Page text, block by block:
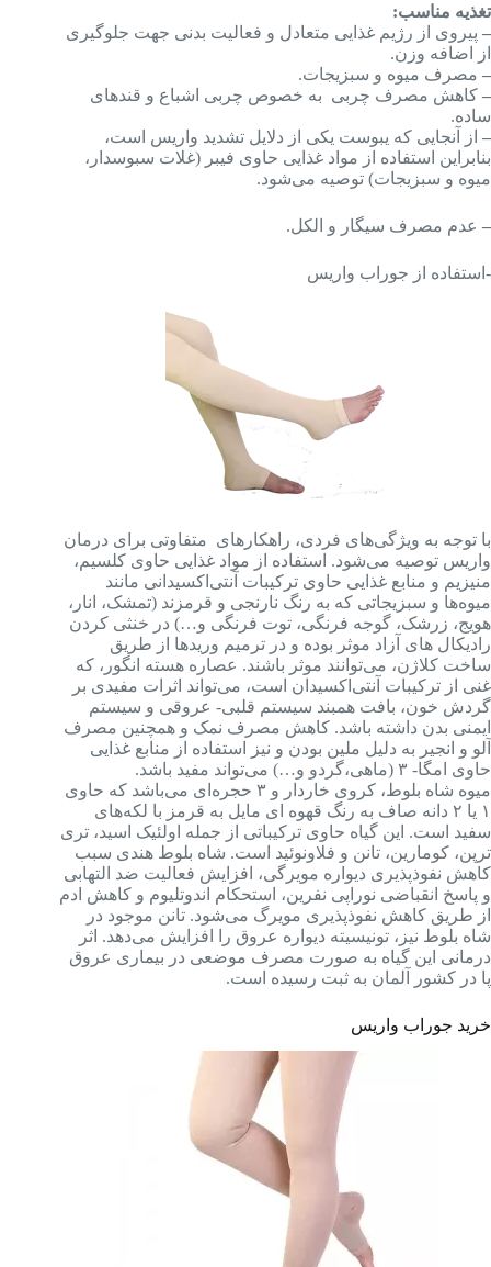
تغذیه مناسب:
– پیروی از رژیم غذایی متعادل و فعالیت بدنی جهت جلوگیری
از اضافه وزن.
– مصرف میوه و سبزیجات.
– کاهش مصرف چربی به خصوص چربی اشباع و قندهای
ساده.
– از آنجایی که یبوست یکی از دلایل تشدید واریس است،
بنابراین استفاده از مواد غذایی حاوی فیبر (غلات سبوسدار،
میوه و سبزیجات) توصیه می‌شود.
– عدم مصرف سیگار و الکل.
-استفاده از جوراب واریس
با توجه به ویژگی‌های فردی، راهکارهای متفاوتی برای درمان
واریس توصیه می‌شود. استفاده از مواد غذایی حاوی کلسیم،
منیزیم و منابع غذایی حاوی ترکیبات آنتی‌اکسیدانی مانند
میوه‌ها و سبزیجاتی که به رنگ نارنجی و قرمزند (تمشک، انار،
هویج، زرشک، گوجه‌ فرنگی، توت‌ فرنگی و…) در خنثی کردن
رادیکال ‌های آزاد موثر بوده و در ترمیم وریدها از طریق
ساخت کلاژن، می‌توانند موثر باشند. عصاره هسته انگور، که
غنی از ترکیبات آنتی‌اکسیدان است، می‌تواند اثرات مفیدی بر
گردش خون، بافت همبند سیستم قلبی- عروقی و سیستم
ایمنی بدن داشته باشد. کاهش مصرف نمک و همچنین مصرف
آلو و انجیر به دلیل ملین بودن و نیز استفاده از منابع غذایی
حاوی امگا- ۳ (ماهی،گردو و…) می‌تواند مفید باشد.
میوه شاه بلوط، کروی خاردار و ۳ حجره‌ای می‌باشد که حاوی
۱ یا ۲ دانه صاف به رنگ قهوه‌ ای مایل به قرمز با لکه‌های
سفید است. این گیاه حاوی ترکیباتی از جمله اولئیک اسید، تری
ترپن، کومارین، تانن و فلاونوئید است. شاه بلوط هندی سبب
کاهش نفوذپذیری دیواره مویرگی، افزایش فعالیت ضد التهابی
و پاسخ انقباضی نوراپی نفرین، استحکام اندوتلیوم و کاهش ادم
از طریق کاهش نفوذپذیری مویرگ می‌شود. تانن موجود در
شاه بلوط نیز، تونیسیته دیواره عروق را افزایش می‌دهد. اثر
درمانی این گیاه به صورت مصرف موضعی در بیماری عروق
پا در کشور آلمان به ثبت رسیده است.
خرید جوراب واریس